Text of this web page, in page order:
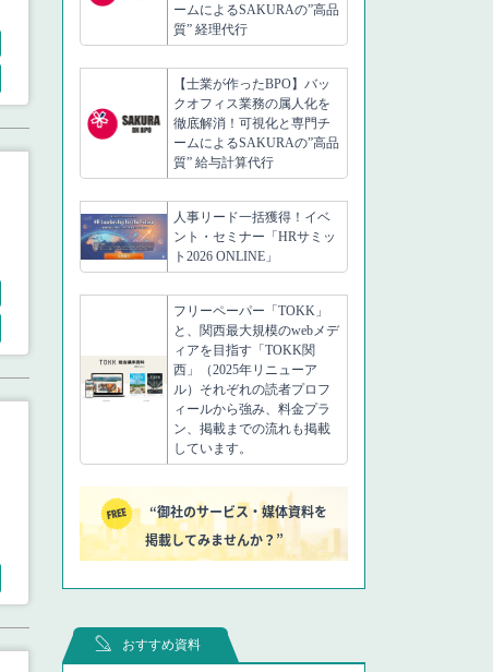
ームによるSAKURAの”高品
質” 経理代行
【士業が作ったBPO】バッ
クオフィス業務の属人化を
徹底解消！可視化と専門チ
ームによるSAKURAの”高品
質” 給与計算代行
人事リード一括獲得！イベ
ント・セミナー「HRサミッ
ト2026 ONLINE」
フリーペーパー「TOKK」
と、関西最大規模のwebメデ
ィアを目指す「TOKK関
西」（2025年リニューア
ル）それぞれの読者プロフ
ィールから強み、料金プラ
ン、掲載までの流れも掲載
しています。
“御社のサービス・媒体資料を
掲載してみませんか？”
おすすめ資料